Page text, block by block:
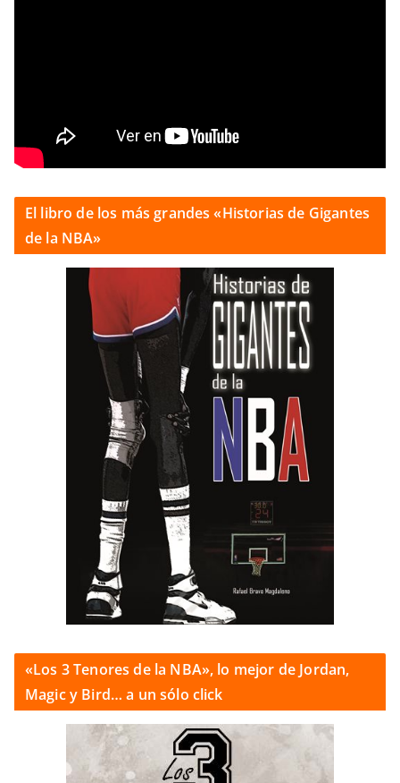
El libro de los más grandes «Historias de Gigantes
de la NBA»
«Los 3 Tenores de la NBA», lo mejor de Jordan,
Magic y Bird… a un sólo click